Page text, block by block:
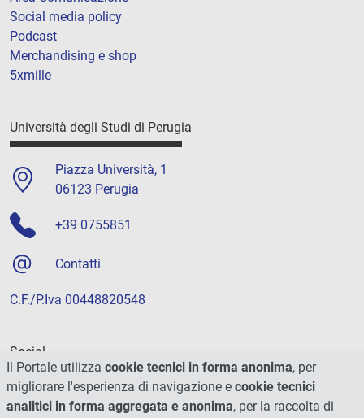
Social media policy
Podcast
Merchandising e shop
5xmille
Università degli Studi di Perugia
Piazza Università, 1
06123 Perugia
+39 0755851
Contatti
C.F./P.Iva 00448820548
Social
Il Portale utilizza cookie tecnici in forma anonima, per
migliorare l'esperienza di navigazione e cookie tecnici
analitici in forma aggregata e anonima, per la raccolta di